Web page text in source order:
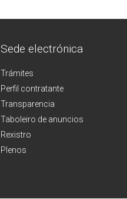
Sede electrónica
Trámites
Perfil contratante
Transparencia
Taboleiro de anuncios
Rexistro
Plenos